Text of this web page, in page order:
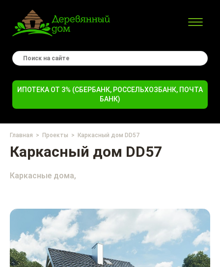
ИПОТЕКА ОТ 3% (СБЕРБАНК, РОССЕЛЬХОЗБАНК, ПОЧТА
БАНК)
Главная Проекты Каркасный дом DD57
Каркасный дом DD57
Каркасные дома,